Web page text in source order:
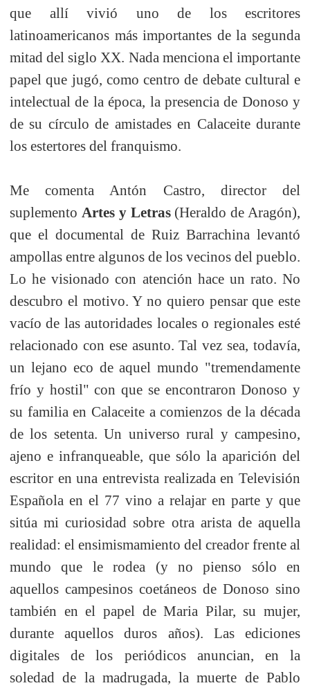
que allí vivió uno de los escritores
latinoamericanos más importantes de la segunda
mitad del siglo XX. Nada menciona el importante
papel que jugó, como centro de debate cultural e
intelectual de la época, la presencia de Donoso y
de su círculo de amistades en Calaceite durante
los estertores del franquismo.
Me comenta Antón Castro, director del
suplemento Artes y Letras (Heraldo de Aragón),
que el documental de Ruiz Barrachina levantó
ampollas entre algunos de los vecinos del pueblo.
Lo he visionado con atención hace un rato. No
descubro el motivo. Y no quiero pensar que este
vacío de las autoridades locales o regionales esté
relacionado con ese asunto. Tal vez sea, todavía,
un lejano eco de aquel mundo "tremendamente
frío y hostil" con que se encontraron Donoso y
su familia en Calaceite a comienzos de la década
de los setenta. Un universo rural y campesino,
ajeno e infranqueable, que sólo la aparición del
escritor en una entrevista realizada en Televisión
Española en el 77 vino a relajar en parte y que
sitúa mi curiosidad sobre otra arista de aquella
realidad: el ensimismamiento del creador frente al
mundo que le rodea (y no pienso sólo en
aquellos campesinos coetáneos de Donoso sino
también en el papel de Maria Pilar, su mujer,
durante aquellos duros años). Las ediciones
digitales de los periódicos anuncian, en la
soledad de la madrugada, la muerte de Pablo